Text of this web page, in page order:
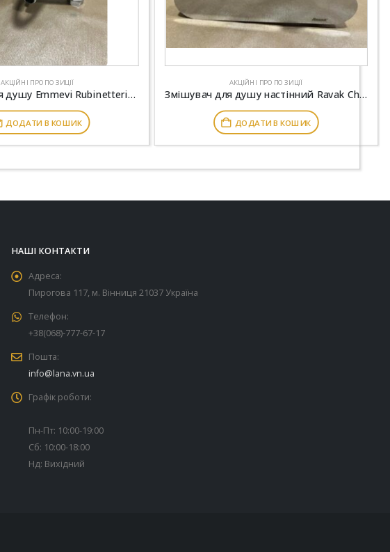
АКЦІЙНІ ПРОПОЗИЦІЇ
Змішувач для душу Emmevi Rubinetterie Luxor CR 7002R
ДОДАТИ В КОШИК
АКЦІЙНІ ПРОПОЗИЦІЇ
Змішувач для душу настінний Ravak Chrome CR 032.00 150 мм X070043
ДОДАТИ В КОШИК
НАШІ КОНТАКТИ
Адреса:
Пирогова 117, м. Вінниця 21037 Україна
Телефон:
+38(068)-777-67-17
Пошта:
info@lana.vn.ua
Графік роботи:
Пн-Пт: 10:00-19:00
Сб: 10:00-18:00
Нд: Вихідний